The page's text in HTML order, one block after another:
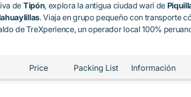
deTipón, explora la antigua ciudad wari de
. Viaja en grupo pequeño con transporte
de TreXperience, un operador local 100%
Price Packing List Información